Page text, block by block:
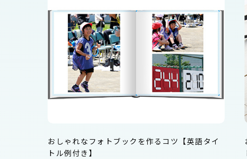
おしゃれなフォトブックを作るコツ【英語タイ
トル例付き】